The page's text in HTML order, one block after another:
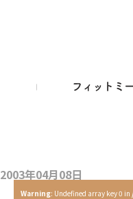
2003年04月08日
Warning: Undefined array key 0 in